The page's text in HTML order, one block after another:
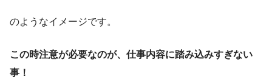
のようなイメージです。
この時注意が必要なのが、仕事内容に踏み込みすぎない
事！